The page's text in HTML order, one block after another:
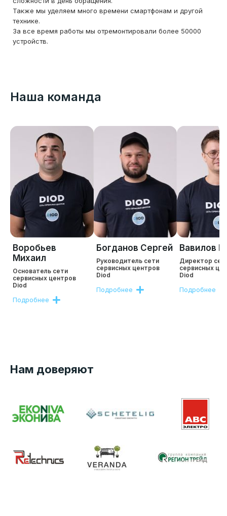
Также мы уделяем много времени смартфонам и другой
технике.
За все время работы мы отремонтировали более 50000
устройств.
Наша команда
Воробьев
Михаил
Основатель сети
сервисных центров
Diod
Подробнее
Богданов Сергей
Руководитель сети
сервисных центров
Diod
Подробнее
Вавилов
Директор
сервисных
Diod
Подробнее
Нам доверяют